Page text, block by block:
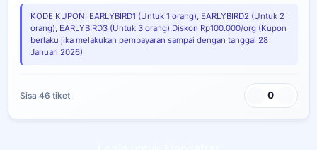
KODE KUPON: EARLYBIRD1 (Untuk 1 orang), EARLYBIRD2 (Untuk 2
orang), EARLYBIRD3 (Untuk 3 orang),Diskon Rp100.000/org (Kupon
berlaku jika melakukan pembayaran sampai dengan tanggal 28
Januari 2026)
Sisa 46 tiket 0